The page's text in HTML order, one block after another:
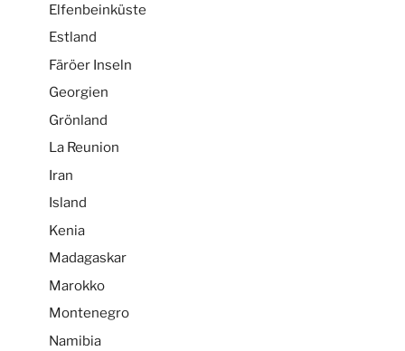
Elfenbeinküste
Estland
Färöer Inseln
Georgien
Grönland
La Reunion
Iran
Island
Kenia
Madagaskar
Marokko
Montenegro
Namibia